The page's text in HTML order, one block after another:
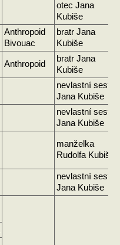
otec Jana
Kubiše
Anthropoid
Bivouac
bratr Jana
Kubiše
Anthropoid
bratr Jana
Kubiše
nevlastní sestra
Jana Kubiše
nevlastní sestra
Jana Kubiše
manželka
Rudolfa Kubiše
nevlastní sestra
Jana Kubiše